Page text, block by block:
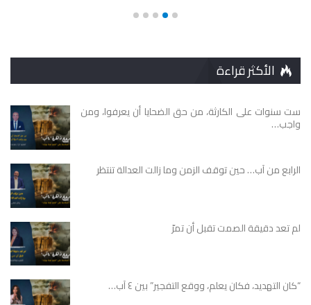
الأكثر قراءة
ست سنوات على الكارثة، من حق الضحايا أن يعرفوا، ومن
واجب…
الرابع من آب… حين توقف الزمن وما زالت العدالة تنتظر
لم تعد دقيقة الصمت تقبل أن تمرّ
“كان التهديد، فكان يعلم، ووقع التفجير” بين ٤ آب…